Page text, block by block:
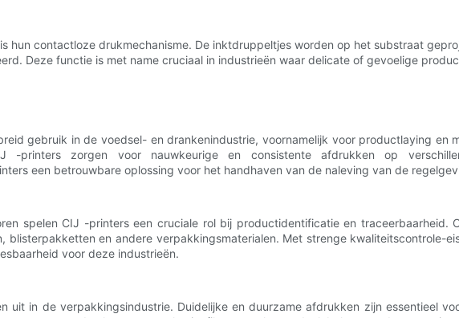
hun contactloze drukmechanisme. De inktdruppeltjes worden op het substraat
Deze functie is met name cruciaal in industrieën waar delicate of gevoelige
gebruik in de voedsel- en drankenindustrie, voornamelijk voor productlaying
-printers zorgen voor nauwkeurige en consistente afdrukken op
een betrouwbare oplossing voor het handhaven van de naleving van de
spelen CIJ -printers een cruciale rol bij productidentificatie en traceerbaarheid.
blisterpakketten en andere verpakkingsmaterialen. Met strenge kwaliteitscontrole-
voor deze industrieën.
uit in de verpakkingsindustrie. Duidelijke en duurzame afdrukken zijn essentieel